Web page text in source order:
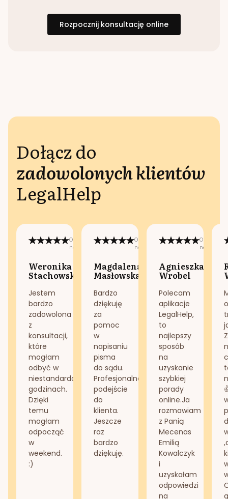
Rozpocznij konsultację online
Dołącz do
zadowolonych klientów
LegalHelp
Opublikowano
na:
Weronika
Stachowska
Jestem
bardzo
zadowolona
z
konsultacji,
które
mogłam
odbyć w
niestandardowych
godzinach.
Dzięki
temu
mogłam
odpocząć
w
weekend.
:)
Opublikowano
na:
Magdalena
Masłowska
Bardzo
dziękuję
za
pomoc
w
napisaniu
pisma
do sądu.
Profesjonalne
podejście
do
klienta.
Jeszcze
raz
bardzo
dziękuję.
na:
Agnieszka
Wrobel
Polecam
aplikacje
LegalHelp,
to
najlepszy
sposób
na
uzyskanie
szybkiej
porady
online.Ja
rozmawiam
z Panią
Mecenas
Emilią
Kowalczyk
i
uzyskałam
odpowiedzi
na